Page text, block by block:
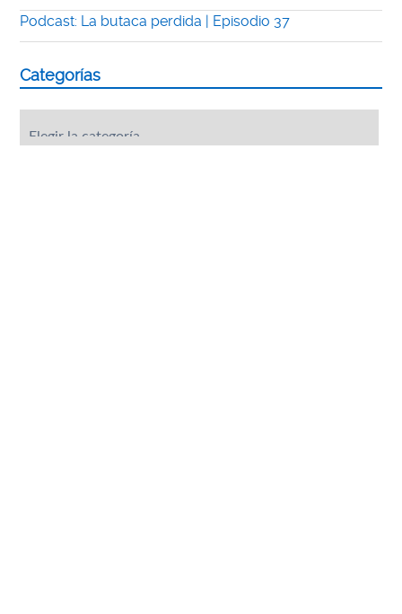
Podcast: La butaca perdida | Episodio 37
Categorías